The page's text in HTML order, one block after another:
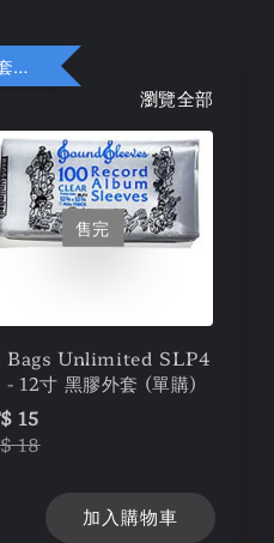
享有黑膠錄音室內套或外套折扣
瀏覽全部
售完
Bags Unlimited SLP4
- 12寸 黑膠外套 (單購)
15
18
加入購物車